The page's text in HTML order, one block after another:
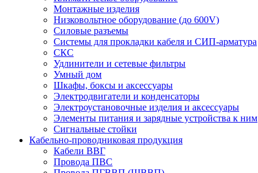
Монтажные изделия
Низковольтное оборудование (до 600V)
Силовые разъемы
Системы для прокладки кабеля и СИП-арматура
СКС
Удлинители и сетевые фильтры
Умный дом
Шкафы, боксы и аксессуары
Электродвигатели и конденсаторы
Электроустановочные изделия и аксессуары
Элементы питания и зарядные устройства к ним
Сигнальные стойки
Кабельно-проводниковая продукция
Кабели ВВГ
Провода ПВС